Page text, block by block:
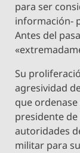
para ser
información-
Antes del
Su
agresividad
que
presidente de
autoridades
militar para